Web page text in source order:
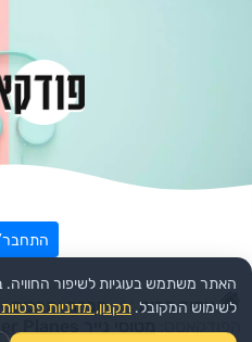
עמוד הבית >> חברה ותרבות
האתר משתמש בעוגיות לשיפור
לשימוש המקובל. תקנון, מדיניות